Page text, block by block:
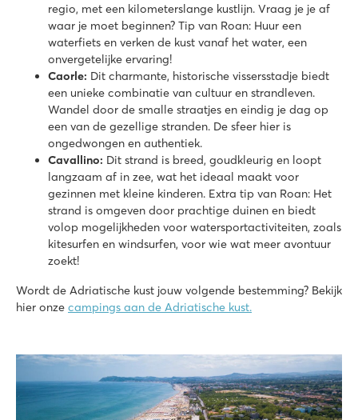
regio, met een kilometerslange kustlijn. Vraag je je af
waar je moet beginnen? Tip van Roan: Huur een
waterfiets en verken de kust vanaf het water, een
onvergetelijke ervaring!
Caorle: Dit charmante, historische vissersstadje biedt
een unieke combinatie van cultuur en strandleven.
Wandel door de smalle straatjes en eindig je dag op
een van de gezellige stranden. De sfeer hier is
ongedwongen en authentiek.
Cavallino: Dit strand is breed, goudkleurig en loopt
langzaam af in zee, wat het ideaal maakt voor
gezinnen met kleine kinderen. Extra tip van Roan: Het
strand is omgeven door prachtige duinen en biedt
volop mogelijkheden voor watersportactiviteiten, zoals
kitesurfen en windsurfen, voor wie wat meer avontuur
zoekt!
Wordt de Adriatische kust jouw volgende bestemming? Bekijk
hier onze campings aan de Adriatische kust.